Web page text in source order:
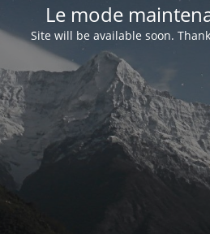
Le mode
Site will be available soon.